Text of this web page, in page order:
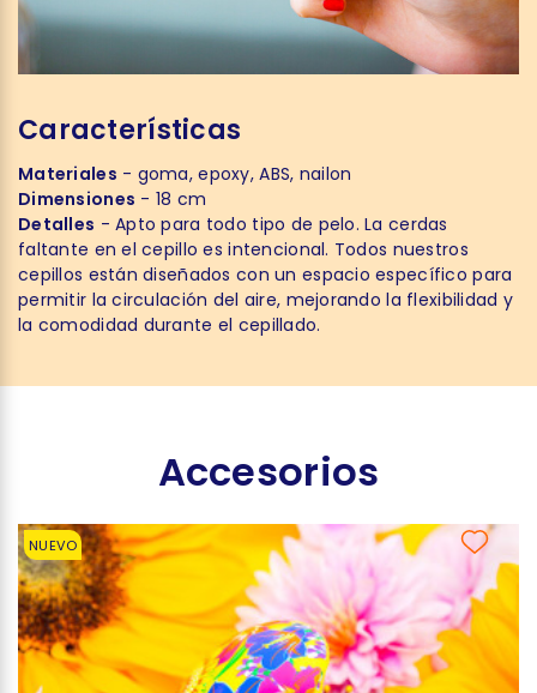
Características
Materiales - goma, epoxy, ABS, nailon
Dimensiones - 18 cm
Detalles - Apto para todo tipo de pelo. La cerdas
faltante en el cepillo es intencional. Todos nuestros
cepillos están diseñados con un espacio específico para
permitir la circulación del aire, mejorando la flexibilidad y
la comodidad durante el cepillado.
Accesorios
NUEVO